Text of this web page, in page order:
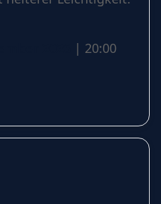
| 20:00